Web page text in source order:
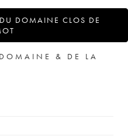
DOMAINE CLOS DE
& DE LA